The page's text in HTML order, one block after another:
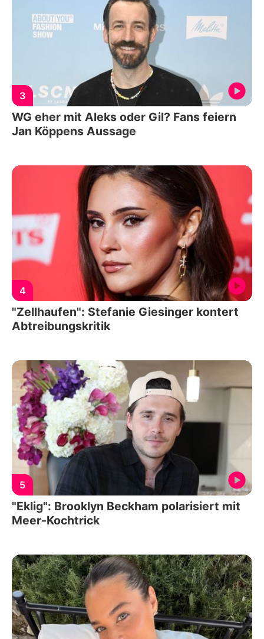
3
WG eher mit Aleks oder Gil? Fans feiern
Jan Köppens Aussage
4
"Zellhaufen": Stefanie Giesinger kontert
Abtreibungskritik
5
"Eklig": Brooklyn Beckham polarisiert mit
Meer-Kochtrick